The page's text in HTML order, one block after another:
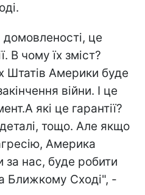
це
В чому їх зміст?
Штатів Америки буде
війни. І це
які це гарантії?
тощо. Але якщо
Америка
за нас, буде робити
Ближкому Сході", -